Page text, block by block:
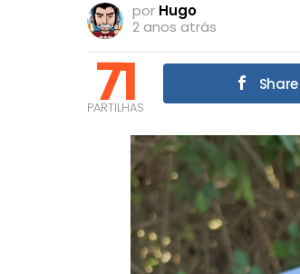
por Hugo
2 anos atrás
71
PARTILHAS
Share